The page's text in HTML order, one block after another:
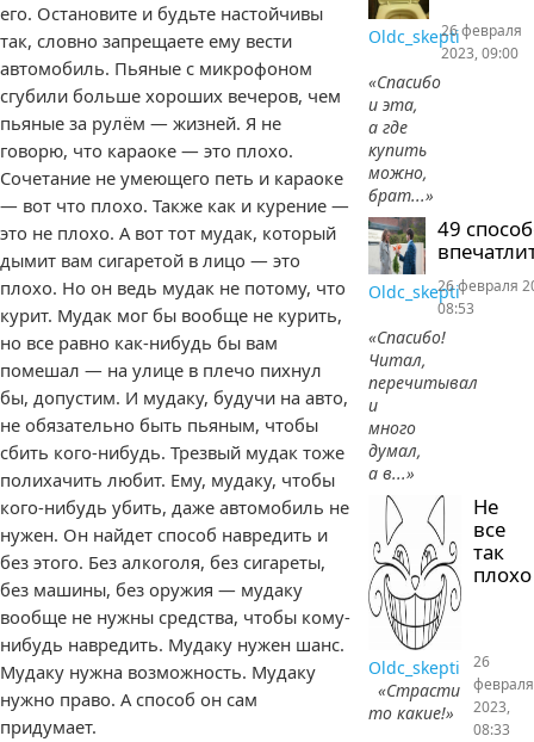
его. Остановите и будьте настойчивы
так, словно запрещаете ему вести
автомобиль. Пьяные с микрофоном
сгубили больше хороших вечеров, чем
пьяные за рулём — жизней. Я не
говорю, что караоке — это плохо.
Сочетание не умеющего петь и караоке
— вот что плохо. Также как и курение —
это не плохо. А вот тот мудак, который
дымит вам сигаретой в лицо — это
плохо. Но он ведь мудак не потому, что
курит. Мудак мог бы вообще не курить,
но все равно как-нибудь бы вам
помешал — на улице в плечо пихнул
бы, допустим. И мудаку, будучи на авто,
не обязательно быть пьяным, чтобы
сбить кого-нибудь. Трезвый мудак тоже
полихачить любит. Ему, мудаку, чтобы
кого-нибудь убить, даже автомобиль не
нужен. Он найдет способ навредить и
без этого. Без алкоголя, без сигареты,
без машины, без оружия — мудаку
вообще не нужны средства, чтобы кому-
нибудь навредить. Мудаку нужен шанс.
Мудаку нужна возможность. Мудаку
нужно право. А способ он сам
придумает.
Oldc_skepti
«Спасибо
и эта,
а где
купить
можно,
брат...»
26 февраля
2023, 09:00
49
Oldc_skepti
«Спасибо!
Читал,
перечитывал
и
много
думал,
а в...»
26 февраля
08:53
Не
все
так
плохо
Oldc_skepti
«Страсти
то какие!»
26
февраля
2023,
08:33